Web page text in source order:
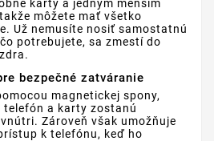
karty a jedným menším
môžete mať všetko
Už nemusíte nosiť samostatnú
potrebujete, sa zmestí do
bezpečné zatváranie
magnetickej spony,
telefón a karty zostanú
Zároveň však umožňuje
k telefónu, keď ho